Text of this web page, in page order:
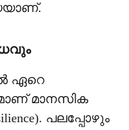
ഏറെ
മാനസിക
പലപ്പോഴും